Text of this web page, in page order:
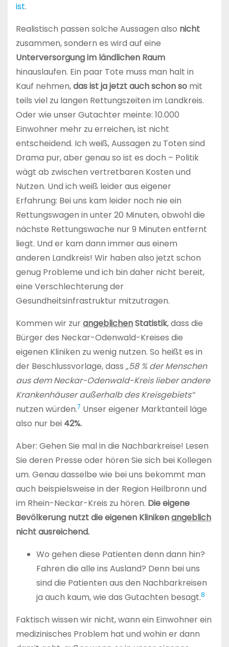
ist.
Realistisch passen solche Aussagen also nicht
zusammen, sondern es wird auf eine
Unterversorgung im ländlichen Raum
hinauslaufen. Ein paar Tote muss man halt in
Kauf nehmen,das ist ja jetzt auch schon so mit
teils viel zu langen Rettungszeiten im Landkreis.
Oder wie unser Gutachter meinte: 10.000
Einwohner mehr zu erreichen, ist nicht
entscheidend. Ich weiß, Aussagen zu Toten sind
Drama pur, aber genau so ist es doch – Politik
wägt ab zwischen vertretbaren Kosten und
Nutzen. Und ich weiß leider aus eigener
Erfahrung: Bei uns kam leider noch nie ein
Rettungswagen in unter 20 Minuten, obwohl die
nächste Rettungswache nur 9 Minuten entfernt
liegt. Und er kam dann immer aus einem
anderen Landkreis! Wir haben also jetzt schon
genug Probleme und ich bin daher nicht bereit,
eine Verschlechterung der
Gesundheitsinfrastruktur mitzutragen.
Kommen wir zurangeblichenStatistik, dass die
Bürger des Neckar-Odenwald-Kreises die
eigenen Kliniken zu wenig nutzen. So heißt es in
der Beschlussvorlage, dass „58 % der Menschen
aus dem Neckar-Odenwald-Kreis lieber andere
Krankenhäuser außerhalb des Kreisgebiets“
nutzen würden.7 Unser eigener Marktanteil läge
also nur bei 42%.
Aber: Gehen Sie mal in die Nachbarkreise! Lesen
Sie deren Presse oder hören Sie sich bei Kollegen
um. Genau dasselbe wie bei uns bekommt man
auch beispielsweise in der Region Heilbronn und
im Rhein-Neckar-Kreis zu hören. Die eigene
Bevölkerung nutzt die eigenen Klinikenangeblich
nicht ausreichend.
Wo gehen diese Patienten denn dann hin?
Fahren die alle ins Ausland? Denn bei uns
sind die Patienten aus den Nachbarkreisen
ja auch kaum, wie das Gutachten besagt.8
Faktisch wissen wir nicht, wann ein Einwohner ein
medizinisches Problem hat und wohin er dann